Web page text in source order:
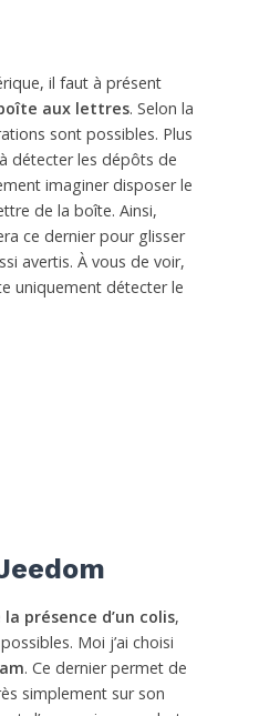
il faut à présent
aux lettres. Selon la
sont possibles. Plus
détecter les dépôts de
imaginer disposer le
de la boîte. Ainsi,
ce dernier pour glisser
avertis. À vous de voir,
uniquement détecter le
présence d’un colis,
Moi j’ai choisi
. Ce dernier permet de
simplement sur son